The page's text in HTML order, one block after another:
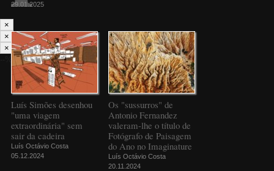
29.01.2025
Luís Simões desenhou
"uma viagem
extraordinária" sem
sair da cadeira
Luís Octávio Costa
05.12.2024
Os "sussurros" de
Antonio Fernandez
valeram-lhe o título de
Fotógrafo de Paisagem
do Ano no Imaginature
Luís Octávio Costa
20.11.2024
×
×
×
--%>